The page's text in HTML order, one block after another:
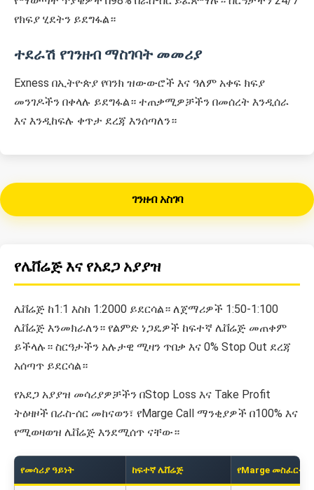
የክፍያ ሂደትን ይደግፋል።
ተደራሽ የገንዘብ ማስገባት መመሪያ
Exness በኢትዮጵያ የባንክ ዝውውሮች እና ዓለም አቀፍ ክፍያ
መንገዶችን በቀላሉ ይደግፋል። ተጠቃሚዎቻችን በመሰረት እንዲሰራ
እና እንዲከፍሉ ቀጥታ ደረጃ እንሰጣለን።
ገንዘብ አስገባ
የሌቨሬጅ እና የአደጋ አያያዝ
ሌቨሬጅ ከ1:1 እስከ 1:2000 ይደርሳል። ለጀማሪዎች 1:50-1:100
ሌቨሬጅ እንመክራለን። የልምድ ነጋዴዎች ከፍተኛ ሌቨሬጅ መጠቀም
ይችላሉ። ስርዓታችን አሉታዊ ሚዛን ጥበቃ እና 0% Stop Out ደረጃ
አሰጣጥ ይደርሳል።
የአደጋ አያያዝ መሳሪያዎቻችን በStop Loss እና Take Profit
ትዕዛዞች በራስ-ሰር መከናወን፣ የMarge Call ማንቂያዎች በ100% እና
የሚወዛወዝ ሌቨሬጅ እንደሚሰጥ ናቸው።
የመሳሪያ ዓይነት ከፍተኛ ሌቨሬጅ የMarge መስፈርት